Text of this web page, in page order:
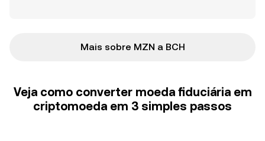
Mais sobre MZN a BCH
Veja como converter moeda fiduciária em
criptomoeda em 3 simples passos